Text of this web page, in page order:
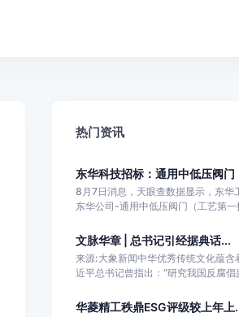
热门资讯
东华科技招标：通用中低压阀门
8月7日消息，天眼查数据显示，东华
东华公司-通用中低压阀门（工艺第
文脉华章 | 总书记引经据典话...
来源:大象新闻中华优秀传统文化蕴含
近平总书记曾指出：“研究我国反腐
华菱精工秩鼎ESG评级较上年上